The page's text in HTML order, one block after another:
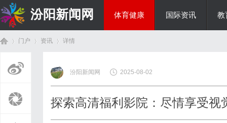
汾阳新闻网 体育健康 国际资讯 教
门户 资讯
›
详情
汾阳新闻网 2025-08-02
探索高清福利影院：尽情享受视